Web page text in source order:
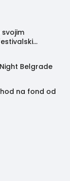
svojim
Belgrade
na fond od